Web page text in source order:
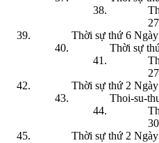
Thời sự thứ 6
Thời sự
Thời sự thứ 2
Thoi-su-
Thời sự thứ 2